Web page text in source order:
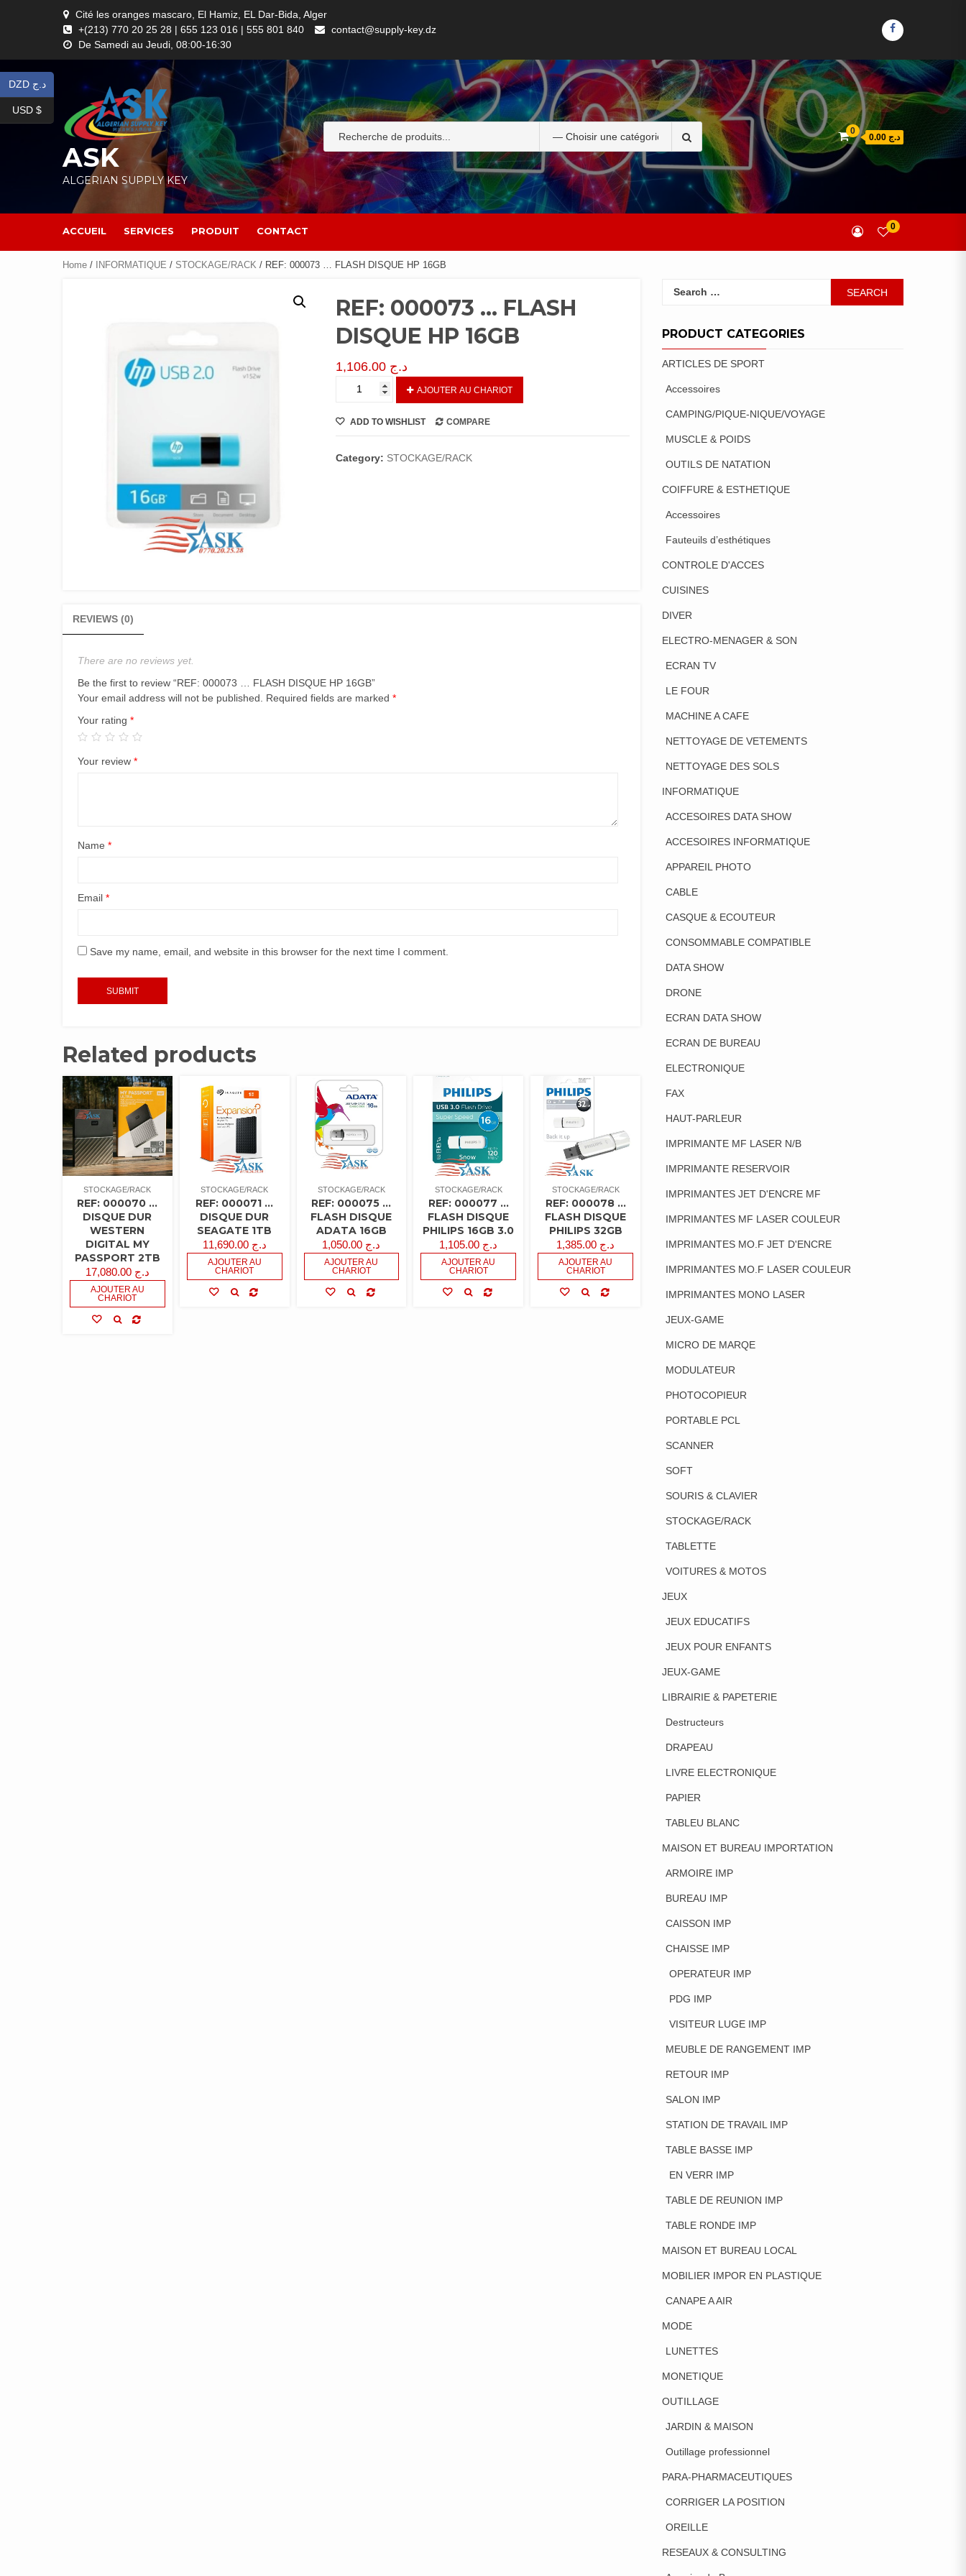
Cité les oranges mascaro, El Hamiz, EL Dar-Bida, Alger
+(213) 770 20 25 28 | 655 123 016 | 555 801 840
contact@supply-key.dz
De Samedi au Jeudi, 08:00-16:30
FACEBOOK
ASK
ALGERIAN SUPPLY KEY
for:
0
د.ج 0.00
ACCUEIL SERVICES PRODUIT CONTACT 0
Home / INFORMATIQUE / STOCKAGE/RACK / REF: 000073 … FLASH DISQUE HP 16GB
REF: 000073 … FLASH
DISQUE HP 16GB
د.ج 1,106.00
FLASH
HP
AJOUTER AU CHARIOT
ADD TO WISHLIST COMPARE
Category: STOCKAGE/RACK
REVIEWS (0)
There are no reviews yet.
Be the first to review “REF: 000073 … FLASH DISQUE HP 16GB”
Your email address will not be published.
Required fields are marked *
Your rating *
Your review *
Name *
Email *
Save my name, email, and website in this browser for the next time I comment.
Related products
STOCKAGE/RACK
REF: 000070 …
DISQUE DUR
WESTERN
DIGITAL MY
PASSPORT 2TB
د.ج 17,080.00
AJOUTER AU
CHARIOT
STOCKAGE/RACK
REF: 000071 …
DISQUE DUR
SEAGATE 1TB
د.ج 11,690.00
AJOUTER AU
CHARIOT
STOCKAGE/RACK
REF: 000075 …
FLASH DISQUE
ADATA 16GB
د.ج
AJOUTER AU
CHARIOT
STOCKAGE/RACK
REF: 000077 …
FLASH DISQUE
PHILIPS 16GB 3.0
د.ج
AJOUTER AU
CHARIOT
STOCKAGE/RACK
REF: 000078 …
FLASH DISQUE
PHILIPS 32GB
د.ج
AJOUTER AU
CHARIOT
PRODUCT CATEGORIES
ARTICLES DE SPORT
Accessoires
CAMPING/PIQUE-NIQUE/VOYAGE
MUSCLE & POIDS
OUTILS DE NATATION
COIFFURE & ESTHETIQUE
Accessoires
Fauteuils d’esthétiques
CONTROLE D'ACCES
CUISINES
DIVER
ELECTRO-MENAGER & SON
ECRAN TV
LE FOUR
MACHINE A CAFE
NETTOYAGE DE VETEMENTS
NETTOYAGE DES SOLS
INFORMATIQUE
ACCESOIRES DATA SHOW
ACCESOIRES INFORMATIQUE
APPAREIL PHOTO
CABLE
CASQUE & ECOUTEUR
CONSOMMABLE COMPATIBLE
DATA SHOW
DRONE
ECRAN DATA SHOW
ECRAN DE BUREAU
ELECTRONIQUE
FAX
HAUT-PARLEUR
IMPRIMANTE MF LASER N/B
IMPRIMANTE RESERVOIR
IMPRIMANTES JET D'ENCRE MF
IMPRIMANTES MF LASER COULEUR
IMPRIMANTES MO.F JET D'ENCRE
IMPRIMANTES MO.F LASER COULEUR
IMPRIMANTES MONO LASER
JEUX-GAME
MICRO DE MARQE
MODULATEUR
PHOTOCOPIEUR
PORTABLE PCL
SCANNER
SOFT
SOURIS & CLAVIER
STOCKAGE/RACK
TABLETTE
VOITURES & MOTOS
JEUX
JEUX EDUCATIFS
JEUX POUR ENFANTS
JEUX-GAME
LIBRAIRIE & PAPETERIE
Destructeurs
DRAPEAU
LIVRE ELECTRONIQUE
PAPIER
TABLEU BLANC
MAISON ET BUREAU IMPORTATION
ARMOIRE IMP
BUREAU IMP
CAISSON IMP
CHAISSE IMP
OPERATEUR IMP
PDG IMP
VISITEUR LUGE IMP
MEUBLE DE RANGEMENT IMP
RETOUR IMP
SALON IMP
STATION DE TRAVAIL IMP
TABLE BASSE IMP
EN VERR IMP
TABLE DE REUNION IMP
TABLE RONDE IMP
MAISON ET BUREAU LOCAL
MOBILIER IMPOR EN PLASTIQUE
CANAPE A AIR
MODE
LUNETTES
MONETIQUE
OUTILLAGE
JARDIN & MAISON
Outillage professionnel
PARA-PHARMACEUTIQUES
CORRIGER LA POSITION
OREILLE
RESEAUX & CONSULTING
DZD د.ج
USD $